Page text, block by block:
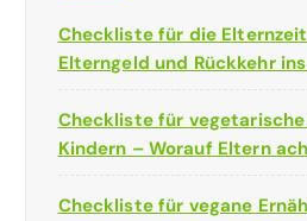
Checkliste für die
Elterngeld und Rückkehr
Checkliste für
Kindern – Worauf Eltern
Checkliste für vegane